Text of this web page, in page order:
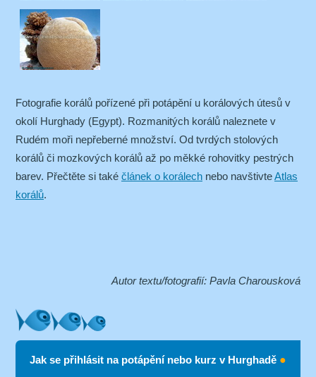
Fotografie korálů pořízené při potápění u korálových útesů v
okolí Hurghady (Egypt). Rozmanitých korálů naleznete v
Rudém moři nepřeberné množství. Od tvrdých stolových
korálů či mozkových korálů až po měkké rohovitky pestrých
barev. Přečtěte si také článek o korálech nebo navštivteAtlas
korálů.
Autor textu/fotografií: Pavla Charousková
Jak se přihlásit na potápění nebo kurz v Hurghadě ●